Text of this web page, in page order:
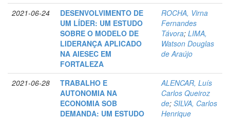
2021-06-24
DESENVOLVIMENTO DE
UM LÍDER: UM ESTUDO
SOBRE O MODELO DE
LIDERANÇA APLICADO
NA AIESEC EM
FORTALEZA
ROCHA, Virna
Fernandes
Távora; LIMA,
Watson Douglas
de Araújo
2021-06-28
TRABALHO E
AUTONOMIA NA
ECONOMIA SOB
DEMANDA: UM ESTUDO
ALENCAR, Luís
Carlos Queiroz
de; SILVA, Carlos
Henrique